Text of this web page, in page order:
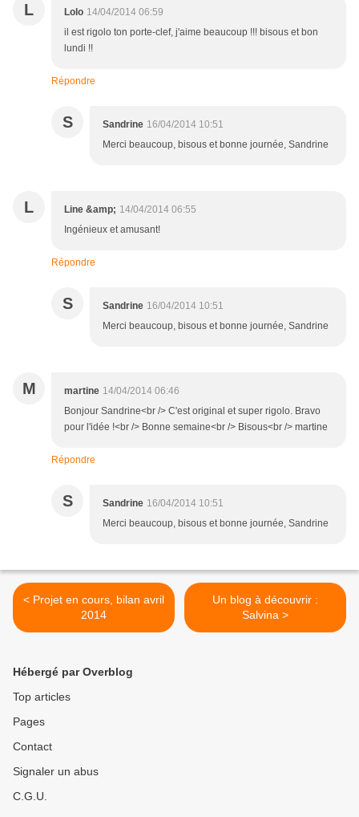
L Lolo 14/04/2014 06:59
il est rigolo ton porte-clef, j'aime beaucoup !!! bisous et bon
lundi !!
Répondre
S Sandrine 16/04/2014 10:51
Merci beaucoup, bisous et bonne journée, Sandrine
L Line &amp; 14/04/2014 06:55
Ingénieux et amusant!
Répondre
S Sandrine 16/04/2014 10:51
Merci beaucoup, bisous et bonne journée, Sandrine
M martine 14/04/2014 06:46
Bonjour Sandrine<br /> C'est original et super rigolo. Bravo
pour l'idée !<br /> Bonne semaine<br /> Bisous<br /> martine
Répondre
S Sandrine 16/04/2014 10:51
Merci beaucoup, bisous et bonne journée, Sandrine
< Projet en cours, bilan avril
2014
Un blog à découvrir :
Salvina >
Hébergé par Overblog
Top articles
Pages
Contact
Signaler un abus
C.G.U.